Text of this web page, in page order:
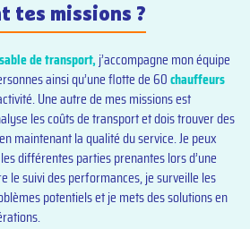
tes missions ?
de transport, j’accompagne mon équipe
ainsi qu’une flotte de 60chauffeurs
Une autre de mes missions est
les coûts de transport et dois trouver des
maintenant la qualité du service. Je peux
différentes parties prenantes lors d’une
le suivi des performances, je surveille les
potentiels et je mets des solutions en